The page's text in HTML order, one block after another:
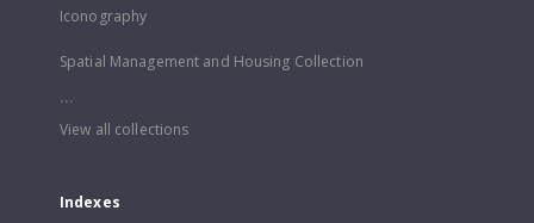
Iconography
Spatial Management and Housing Collection
...
View all collections
Indexes